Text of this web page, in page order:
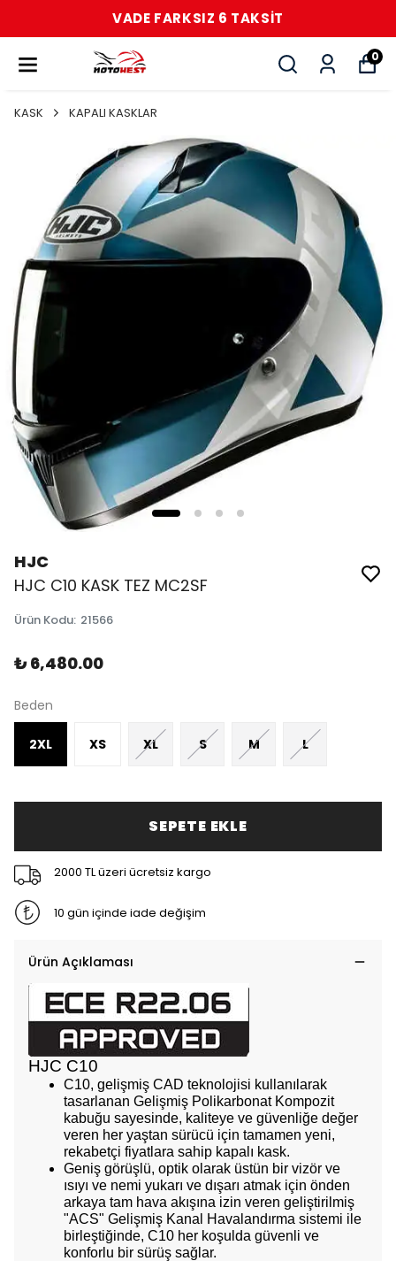
VADE FARKSIZ 6 TAKSİT
0
KASK KAPALI KASKLAR
HJC
HJC C10 KASK TEZ MC2SF
Ürün Kodu: 21566
₺ 6,480.00
Beden
2XL XS XL S M L
SEPETE EKLE
2000 TL üzeri ücretsiz kargo
10 gün içinde iade değişim
Ürün Açıklaması
HJC C10
C10, gelişmiş CAD teknolojisi kullanılarak
tasarlanan Gelişmiş Polikarbonat Kompozit
kabuğu sayesinde, kaliteye ve güvenliğe değer
veren her yaştan sürücü için tamamen yeni,
rekabetçi fiyatlara sahip kapalı kask.
Geniş görüşlü, optik olarak üstün bir vizör ve
ısıyı ve nemi yukarı ve dışarı atmak için önden
arkaya tam hava akışına izin veren geliştirilmiş
"ACS" Gelişmiş Kanal Havalandırma sistemi ile
birleştiğinde, C10 her koşulda güvenli ve
konforlu bir sürüş sağlar.